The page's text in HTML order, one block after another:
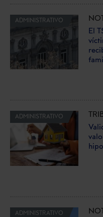
ADMINISTRATIVO
El
ADMINISTRATIVO
ADMINISTRATIVO